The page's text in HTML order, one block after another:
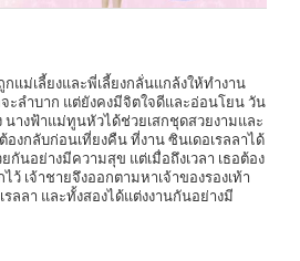
กแม่เลี้ยงและพี่เลี้ยงกลั่นแกล้งให้ทำงาน
ะลำบาก แต่ยังคงมีจิตใจดีและอ่อนโยน วัน
นางฟ้าแม่ทูนหัวได้ช่วยเสกชุดสวยงามและ
องกลับก่อนเที่ยงคืน ที่งาน ซินเดอเรลลาได้
กันอย่างมีความสุข แต่เมื่อถึงเวลา เธอต้อง
ว้ เจ้าชายจึงออกตามหาเจ้าของรองเท้า
ลลา และทั้งสองได้แต่งงานกันอย่างมี